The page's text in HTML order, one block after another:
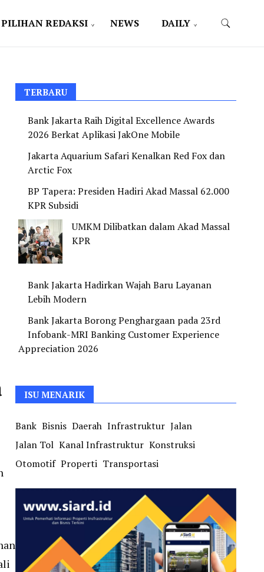
PILIHAN REDAKSI NEWS DAILY
TERBARU
Bank Jakarta Raih Digital Excellence Awards
2026 Berkat Aplikasi JakOne Mobile
Jakarta Aquarium Safari Kenalkan Red Fox dan
Arctic Fox
BP Tapera: Presiden Hadiri Akad Massal 62.000
KPR Subsidi
UMKM Dilibatkan dalam Akad Massal
KPR
Bank Jakarta Hadirkan Wajah Baru Layanan
Lebih Modern
Bank Jakarta Borong Penghargaan pada 23rd
Infobank-MRI Banking Customer Experience
Appreciation 2026
ISU MENARIK
Bank Bisnis Daerah Infrastruktur Jalan
Jalan Tol Kanal Infrastruktur Konstruksi
Otomotif Properti Transportasi